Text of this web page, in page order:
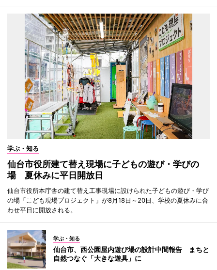
学ぶ・知る
仙台市役所建て替え現場に子どもの遊び・学びの
場 夏休みに平日開放日
仙台市役所本庁舎の建て替え工事現場に設けられた子どもの遊び・学び
の場「こども現場プロジェクト」が8月18日～20日、学校の夏休みに合
わせ平日に開放される。
学ぶ・知る
仙台市、西公園屋内遊び場の設計中間報告 まちと
自然つなぐ「大きな遊具」に